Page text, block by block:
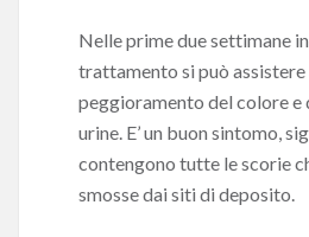
Nelle prime due settimane
trattamento si può assistere
peggioramento del colore e
urine. E’ un buon sintomo,
contengono tutte le scorie
smosse dai siti di deposito.